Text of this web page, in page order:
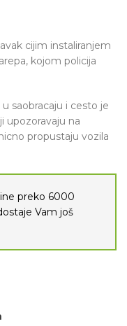
cijim instaliranjem
kojom policija
saobracaju i cesto je
upozoravaju na
propustaju vozila
preko 6000
Vam još